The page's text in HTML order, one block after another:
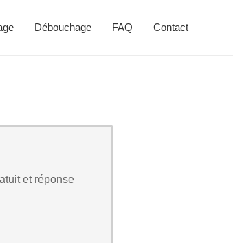
Débouchage FAQ Contact
et réponse